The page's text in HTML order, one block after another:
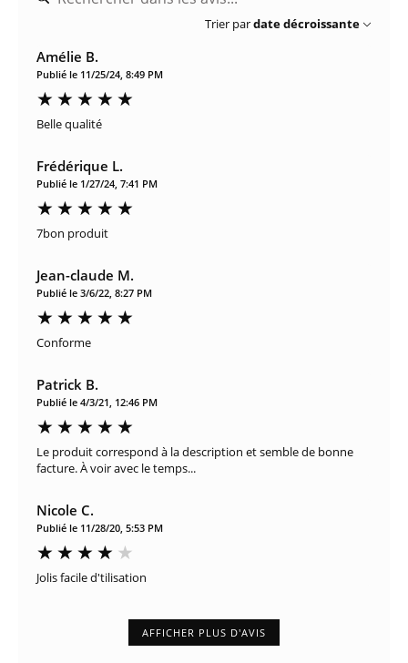
Trier pardate décroissante
Amélie B.
Publié le 11/25/24, 8:49 PM
Belle qualité
Frédérique L.
Publié le 1/27/24, 7:41 PM
7bon produit
Jean-claude M.
Publié le 3/6/22, 8:27 PM
Conforme
Patrick B.
Publié le 4/3/21, 12:46 PM
Le produit correspond à la description et semble de bonne
facture. À voir avec le temps...
Nicole C.
Publié le 11/28/20, 5:53 PM
Jolis facile d'tilisation
AFFICHER PLUS D'AVIS